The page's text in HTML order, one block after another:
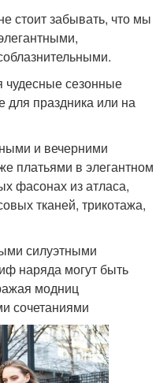
стоит забывать, что мы
чудесные сезонные
для праздника или на
и вечерними
платьями в элегантном
фасонах из атласа,
тканей, трикотажа,
силуэтными
наряда могут быть
модниц
сочетаниями